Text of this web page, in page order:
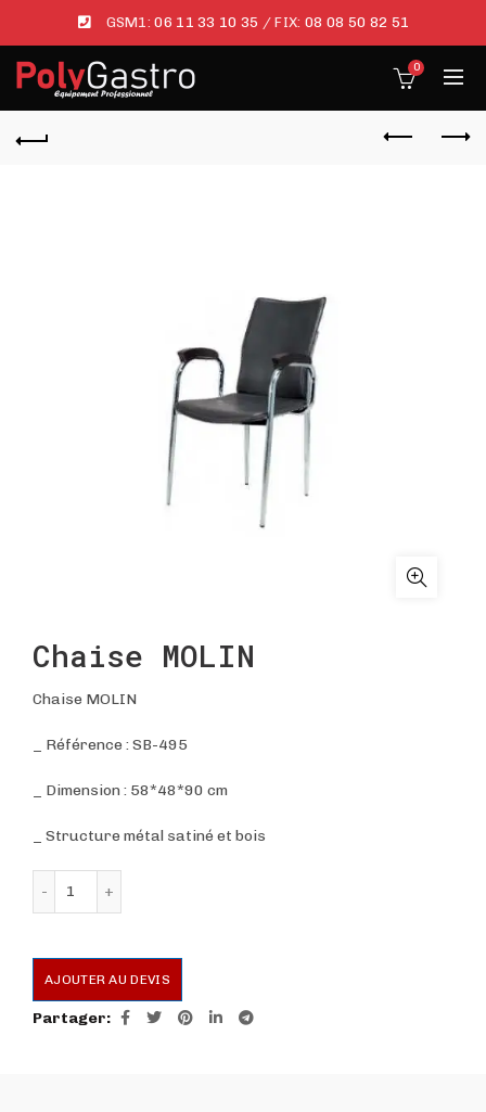
GSM1:06 11 33 10 35 / FIX: 08 08 50 82 51
0
Chaise MOLIN
Chaise MOLIN
_ Référence : SB-495
_ Dimension : 58*48*90 cm
_ Structure métal satiné et bois
AJOUTER AU DEVIS
Partager